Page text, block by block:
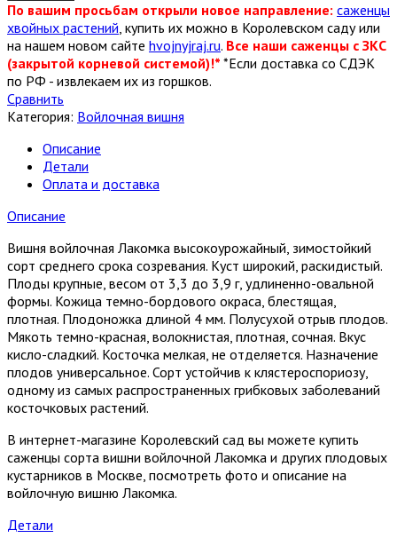
По вашим просьбам открыли новое направление: саженцы
хвойных растений, купить их можно в Королевском саду или
на нашем новом сайте hvojnyjraj.ru. Все наши саженцы с ЗКС
(закрытой корневой системой)!* *Если доставка со СДЭК
по РФ - извлекаем их из горшков.
Сравнить
Категория: Войлочная вишня
Описание
Детали
Оплата и доставка
Описание
Вишня войлочная Лакомка высокоурожайный, зимостойкий
сорт среднего срока созревания. Куст широкий, раскидистый.
Плоды крупные, весом от 3,3 до 3,9 г, удлиненно-овальной
формы. Кожица темно-бордового окраса, блестящая,
плотная. Плодоножка длиной 4 мм. Полусухой отрыв плодов.
Мякоть темно-красная, волокнистая, плотная, сочная. Вкус
кисло-сладкий. Косточка мелкая, не отделяется. Назначение
плодов универсальное. Сорт устойчив к клястероспориозу,
одному из самых распространенных грибковых заболеваний
косточковых растений.
В интернет-магазине Королевский сад вы можете купить
саженцы сорта вишни войлочной Лакомка и других плодовых
кустарников в Москве, посмотреть фото и описание на
войлочную вишню Лакомка.
Детали